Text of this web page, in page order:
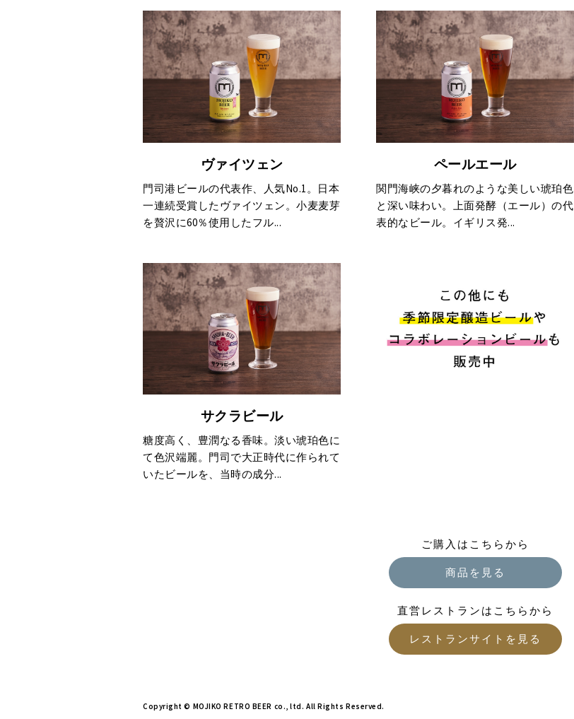
ヴァイツェン
門司港ビールの代表作、人気No.1。日本
一連続受賞したヴァイツェン。小麦麦芽
を贅沢に60％使用したフル...
ペールエール
関門海峡の夕暮れのような美しい琥珀色
と深い味わい。上面発酵（エール）の代
表的なビール。イギリス発...
サクラビール
糖度高く、豊潤なる香味。淡い琥珀色に
て色沢端麗。門司で大正時代に作られて
いたビールを、当時の成分...
ご購入はこちらから
商品を見る
直営レストランはこちらから
レストランサイトを見る
Copyright © MOJIKO RETRO BEER co., ltd. All Rights Reserved.